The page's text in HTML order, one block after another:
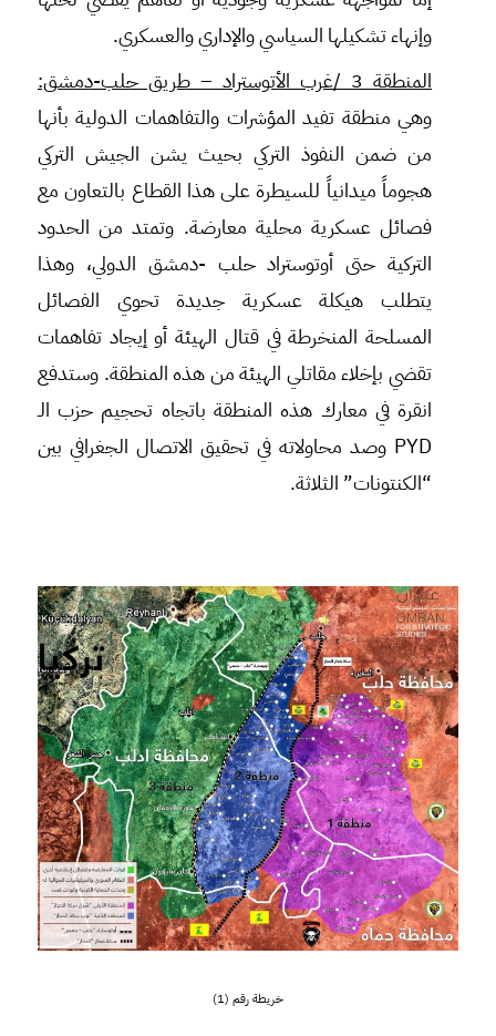
وإنهاء تشكيلها السياسي والإداري والعسكري.
المنطقة 3 /غرب الأتوستراد – طريق حلب-دمشق:
وهي منطقة تفيد المؤشرات والتفاهمات الدولية بأنها
من ضمن النفوذ التركي بحيث يشن الجيش التركي
هجوماً ميدانياً للسيطرة على هذا القطاع بالتعاون مع
فصائل عسكرية محلية معارضة. وتمتد من الحدود
التركية حتى أوتوستراد حلب -دمشق الدولي، وهذا
يتطلب هيكلة عسكرية جديدة تحوي الفصائل
المسلحة المنخرطة في قتال الهيئة أو إيجاد تفاهمات
تقضي بإخلاء مقاتلي الهيئة من هذه المنطقة. وستدفع
انقرة في معارك هذه المنطقة باتجاه تحجيم حزب الـ
PYD وصد محاولاته في تحقيق الاتصال الجغرافي بين
“الكنتونات” الثلاثة.
خريطة رقم (1)